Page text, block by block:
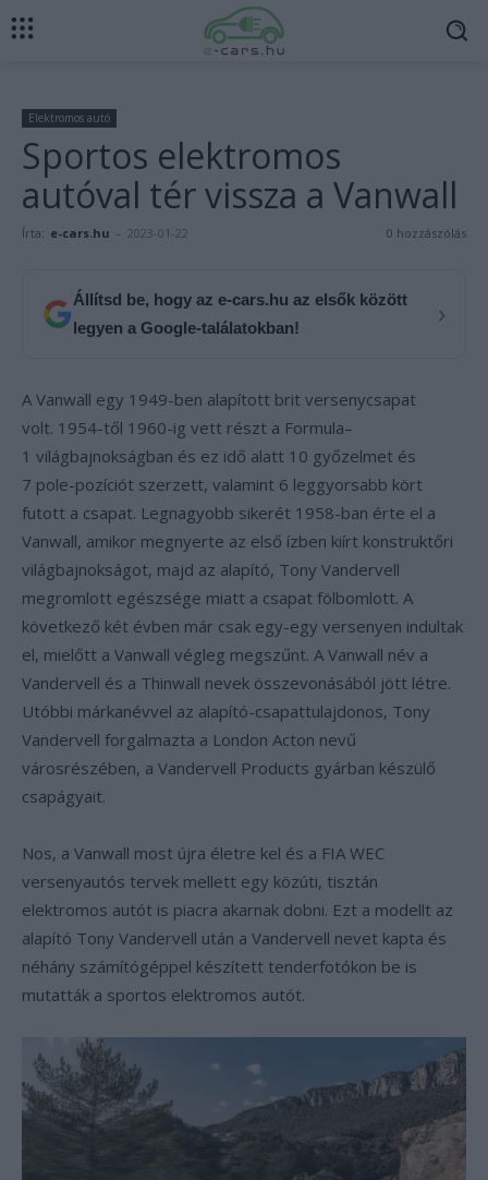
Elektromos autó
Sportos elektromos
autóval tér vissza a Vanwall
Írta: e-cars.hu - 2023-01-22 0 hozzászólás
Állítsd be, hogy az e-cars.hu az elsők között
legyen a Google-találatokban!
›
A Vanwall egy 1949-ben alapított brit versenycsapat
volt. 1954-től 1960-ig vett részt a Formula–
1 világbajnokságban és ez idő alatt 10 győzelmet és
7 pole-pozíciót szerzett, valamint 6 leggyorsabb kört
futott a csapat. Legnagyobb sikerét 1958-ban érte el a
Vanwall, amikor megnyerte az első ízben kiírt konstruktőri
világbajnokságot, majd az alapító, Tony Vandervell
megromlott egészsége miatt a csapat fölbomlott. A
következő két évben már csak egy-egy versenyen indultak
el, mielőtt a Vanwall végleg megszűnt. A Vanwall név a
Vandervell és a Thinwall nevek összevonásából jött létre.
Utóbbi márkanévvel az alapító-csapattulajdonos, Tony
Vandervell forgalmazta a London Acton nevű
városrészében, a Vandervell Products gyárban készülő
csapágyait.
Nos, a Vanwall most újra életre kel és a FIA WEC
versenyautós tervek mellett egy közúti, tisztán
elektromos autót is piacra akarnak dobni. Ezt a modellt az
alapító Tony Vandervell után a Vandervell nevet kapta és
néhány számítógéppel készített tenderfotókon be is
mutatták a sportos elektromos autót.